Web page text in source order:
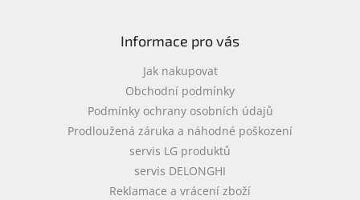
Informace pro vás
Jak nakupovat
Obchodní podmínky
Podmínky ochrany osobních údajů
Prodloužená záruka a náhodné poškození
servis LG produktů
servis DELONGHI
Reklamace a vrácení zboží